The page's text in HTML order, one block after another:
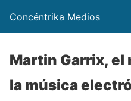
Concéntrika Medios
Martin Garrix, el
la música